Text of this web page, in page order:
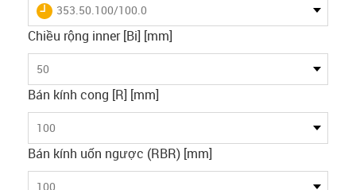
igus-icon-lieferzeit
353.50.100/100.0
Chiều rộng inner [Bi] [mm]
50
Bán kính cong [R] [mm]
100
Bán kính uốn ngược (RBR) [mm]
100